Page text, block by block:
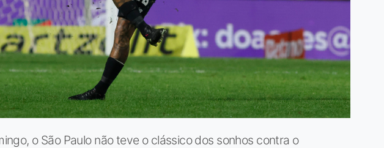
o São Paulo não teve o clássico dos sonhos contra o